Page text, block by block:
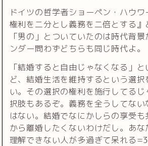
ドイツの哲学者ショーペン・ハウワ
権利を二分とし義務を二倍とする
「男の」とついていたのは時代背
ンダー問わずどちらも同じ時代よ。
「結婚すると自由じゃなくなる」
ど、結婚生活を維持するという選
い。その選択の権利を施行してる
択肢もあるぞ。義務を全うしてな
はない。結婚でなにかしらの享受
から離婚したくないわけだし。あな
理解できない人が多過ぎて呆れる=3